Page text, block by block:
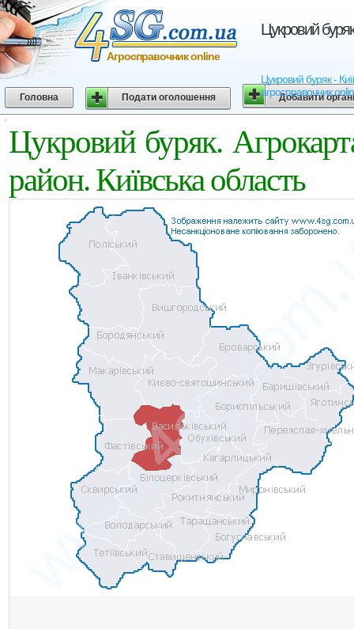
Цукровий
Цукровий буряк -
агросправочник
Агросправочник online
Головна Подати оголошення Добавити
Цукровий буряк.
район. Київська область